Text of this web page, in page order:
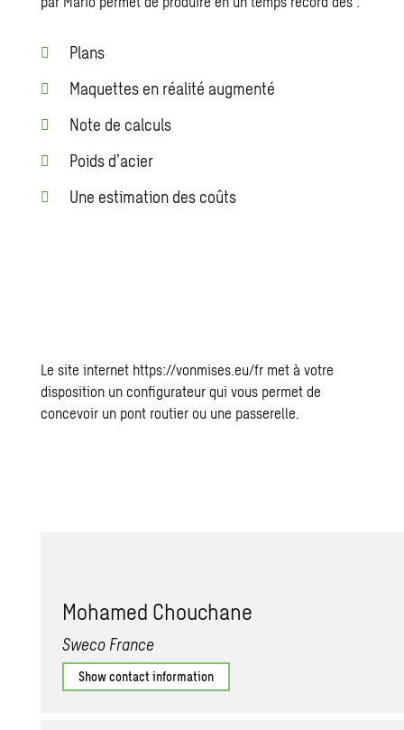
Plans
Maquettes en réalité augmenté
Note de calculs
Poids d’acier
Une estimation des coûts
Le site internet https://vonmises.eu/fr met à votre
disposition un configurateur qui vous permet de
concevoir un pont routier ou une passerelle.
Mohamed Chouchane
Sweco France
Show contact information